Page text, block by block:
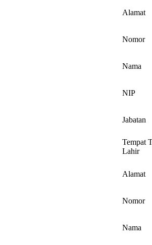
Alamat
Nomor
Nama
NIP
Jabatan
Tempat
Lahir
Alamat
Nomor
Nama